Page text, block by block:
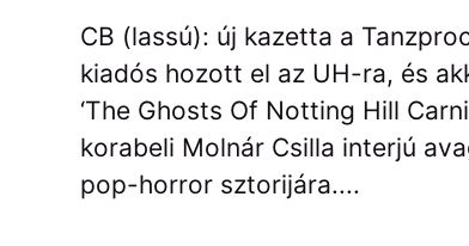
CB (lassú): új kazetta a
kiadós hozott el az UH-ra, és
‘The Ghosts Of Notting Hill
korabeli Molnár Csilla interjú
pop-horror sztorijára....